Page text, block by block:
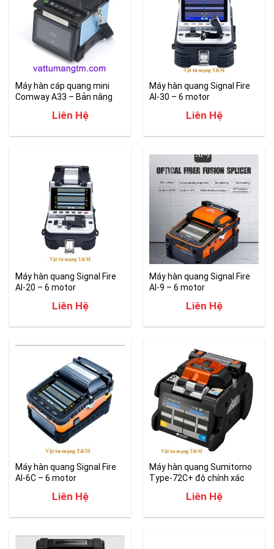
Máy hàn cáp quang mini
Comway A33 – Bản nâng
Liên Hệ
Máy hàn quang Signal Fire
AI-30 – 6 motor
Liên Hệ
Máy hàn quang Signal Fire
AI-20 – 6 motor
Liên Hệ
Máy hàn quang Signal Fire
AI-9 – 6 motor
Liên Hệ
Máy hàn quang Signal Fire
AI-6C – 6 motor
Liên Hệ
Máy hàn quang Sumitomo
Type-72C+ độ chính xác
Liên Hệ